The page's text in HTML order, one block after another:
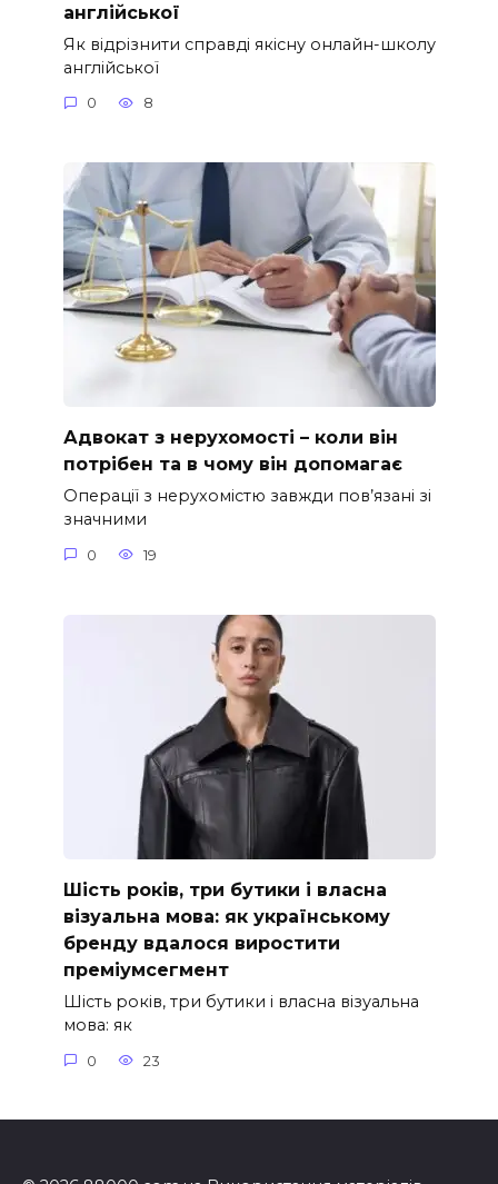
англійської
Як відрізнити справді якісну онлайн-школу
англійської
0 8
Адвокат з нерухомості – коли він
потрібен та в чому він допомагає
Операції з нерухомістю завжди пов’язані зі
значними
0 19
Шість років, три бутики і власна
візуальна мова: як українському
бренду вдалося виростити
преміумсегмент
Шість років, три бутики і власна візуальна
мова: як
0 23